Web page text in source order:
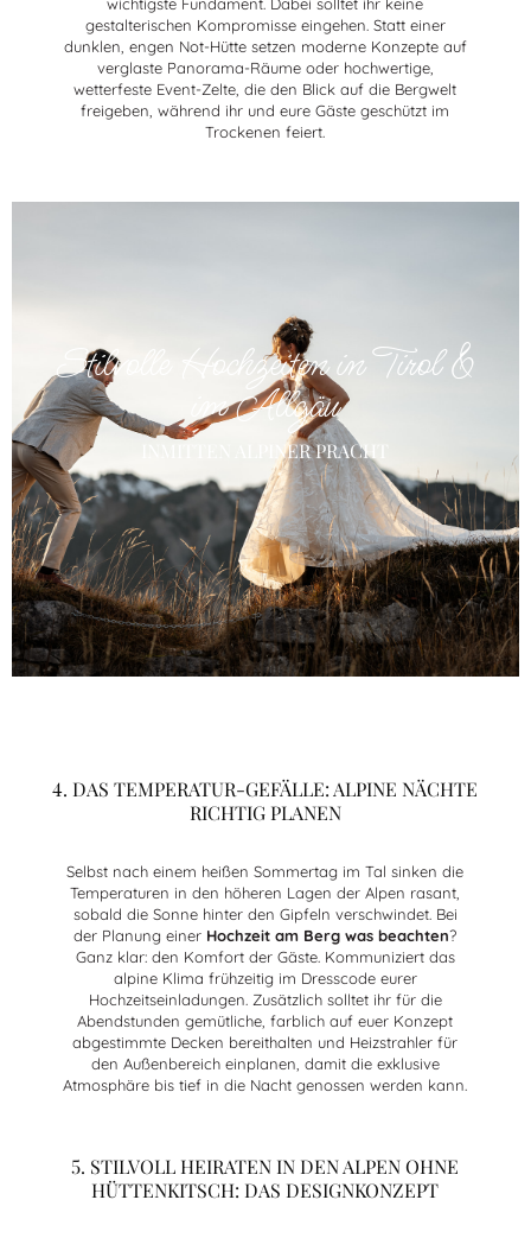
gestalterischen Kompromisse eingehen. Statt einer
dunklen, engen Not-Hütte setzen moderne Konzepte auf
verglaste Panorama-Räume oder hochwertige,
wetterfeste Event-Zelte, die den Blick auf die Bergwelt
freigeben, während ihr und eure Gäste geschützt im
Trockenen feiert.
Stilvolle Hochzeiten in Tirol &
im Allgäu
INMITTEN ALPINER PRACHT
4. DAS TEMPERATUR-GEFÄLLE: ALPINE NÄCHTE
RICHTIG PLANEN
Selbst nach einem heißen Sommertag im Tal sinken die
Temperaturen in den höheren Lagen der Alpen rasant,
sobald die Sonne hinter den Gipfeln verschwindet. Bei
der Planung einer Hochzeit am Berg was beachten?
Ganz klar: den Komfort der Gäste. Kommuniziert das
alpine Klima frühzeitig im Dresscode eurer
Hochzeitseinladungen. Zusätzlich solltet ihr für die
Abendstunden gemütliche, farblich auf euer Konzept
abgestimmte Decken bereithalten und Heizstrahler für
den Außenbereich einplanen, damit die exklusive
Atmosphäre bis tief in die Nacht genossen werden kann.
5. STILVOLL HEIRATEN IN DEN ALPEN OHNE
HÜTTENKITSCH: DAS DESIGNKONZEPT